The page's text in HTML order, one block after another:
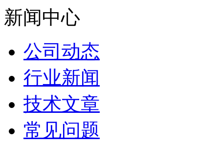
新闻中心
公司动态
行业新闻
技术文章
常见问题